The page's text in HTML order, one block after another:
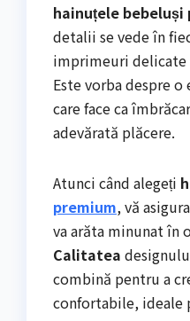
hainuțele bebeluși
detalii se vede în
imprimeuri delicate
Este vorba despre
care face ca
adevărată plăcere.
Atunci când alegeți
premium, vă
va arăta minunat în
Calitatea
combină pentru a
confortabile, ideale